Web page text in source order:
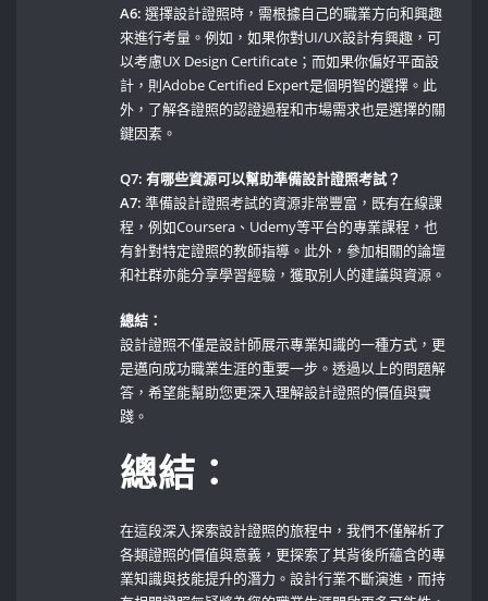
A6: 選擇設計證照時，需根據自己的職業方向和興趣
來進行考量。例如，如果你對UI/UX設計有興趣，可
以考慮UX Design Certificate；而如果你偏好平面設
計，則Adobe Certified Expert是個明智的選擇。此
外，了解各證照的認證過程和市場需求也是選擇的關
鍵因素。
Q7: 有哪些資源可以幫助準備設計證照考試？
A7: 準備設計證照考試的資源非常豐富，既有在線課
程，例如Coursera、Udemy等平台的專業課程，也
有針對特定證照的教師指導。此外，參加相關的論壇
和社群亦能分享學習經驗，獲取別人的建議與資源。
總結：
設計證照不僅是設計師展示專業知識的一種方式，更
是邁向成功職業生涯的重要一步。透過以上的問題解
答，希望能幫助您更深入理解設計證照的價值與實
踐。
總結：
在這段深入探索設計證照的旅程中，我們不僅解析了
各類證照的價值與意義，更探索了其背後所蘊含的專
業知識與技能提升的潛力。設計行業不斷演進，而持